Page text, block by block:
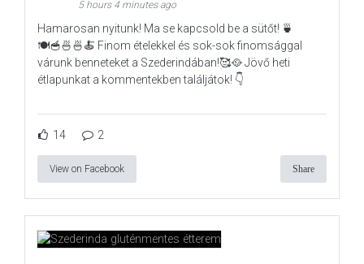
5 hours 4 minutes ago
Hamarosan nyitunk! Ma se kapcsold be a sütőt! 🍵
🍽️🥣🍜🍜🍝 Finom ételekkel és sok-sok finomsággal
várunk benneteket a Szederindában!🥰🥘 Jövő heti
étlapunkat a kommentekben találjátok! 👇
14 2
View on Facebook Share